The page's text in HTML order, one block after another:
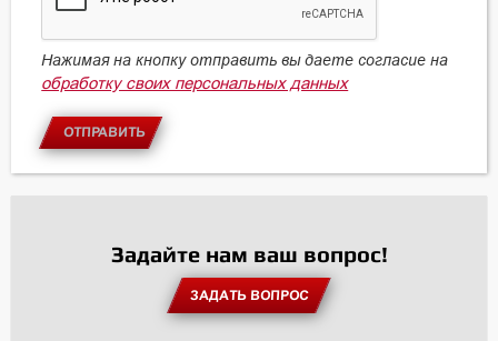
Нажимая на кнопку отправить вы даете согласие на
обработку своих персональных данных
ОТПРАВИТЬ
Задайте нам ваш вопрос!
ЗАДАТЬ ВОПРОС